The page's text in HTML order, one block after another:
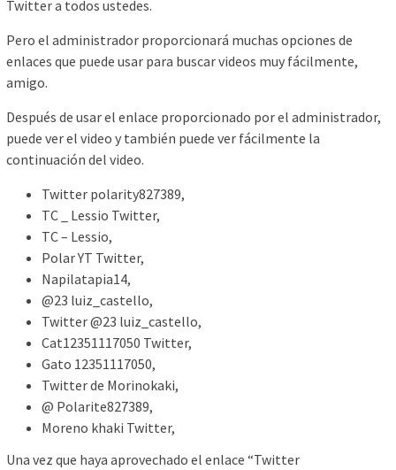
Twitter a todos ustedes.
Pero el administrador proporcionará muchas opciones de
enlaces que puede usar para buscar videos muy fácilmente,
amigo.
Después de usar el enlace proporcionado por el administrador,
puede ver el video y también puede ver fácilmente la
continuación del video.
Twitter polarity827389,
TC _ Lessio Twitter,
TC – Lessio,
Polar YT Twitter,
Napilatapia14,
@23 luiz_castello,
Twitter @23 luiz_castello,
Cat12351117050 Twitter,
Gato 12351117050,
Twitter de Morinokaki,
@ Polarite827389,
Moreno khaki Twitter,
Una vez que haya aprovechado el enlace “Twitter